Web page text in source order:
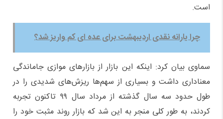
است.
چرا یارانه نقدی اردیبهشت برای عده ای کم واریز شد؟
سماوی بیان کرد: اینکه این بازار از بازار‌های موازی جاماندگی
معناداری داشت و بسیاری از سهم‌ها ریزش‌های شدیدی را در
طول حدود سه سال گذشته از مرداد سال ۹۹ تاکنون تجربه
کردند، به طور کلی منجر به این شد که بازار روند مثبت خود را